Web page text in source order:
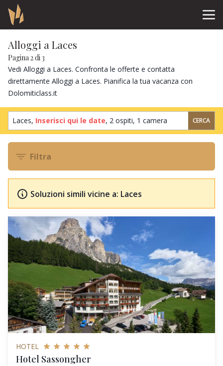
Alloggi a Laces
Pagina 2 di 3
Vedi Alloggi a Laces. Confronta le offerte e contatta
direttamente Alloggi a Laces. Pianifica la tua vacanza con
Dolomiticlass.it
Laces, Inserisci qui le date, 2 ospiti, 1 camera CERCA
Filtra
Soluzioni simili vicine a: Laces
HOTEL
Hotel Sassongher